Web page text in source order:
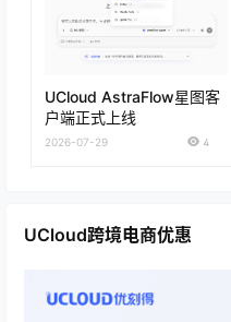
UCloud AstraFlow星图客
户端正式上线
2026-07-29 4
UCloud跨境电商优惠